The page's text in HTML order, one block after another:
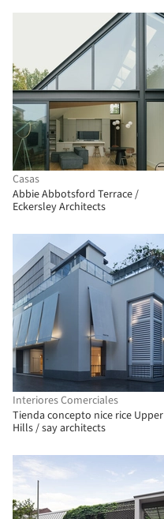
Casas
Abbie Abbotsford Terrace /
Eckersley Architects
Interiores Comerciales
Tienda concepto nice rice Upper
Hills / say architects